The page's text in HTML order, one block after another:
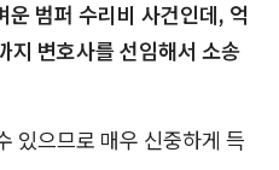
범퍼 수리비 사건인데, 억
지 변호사를 선임해서 소송
있으므로 매우 신중하게 득